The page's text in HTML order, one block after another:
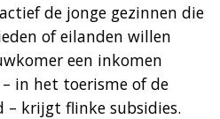
de jonge gezinnen die
of eilanden willen
een inkomen
in het toerisme of de
– krijgt flinke subsidies.